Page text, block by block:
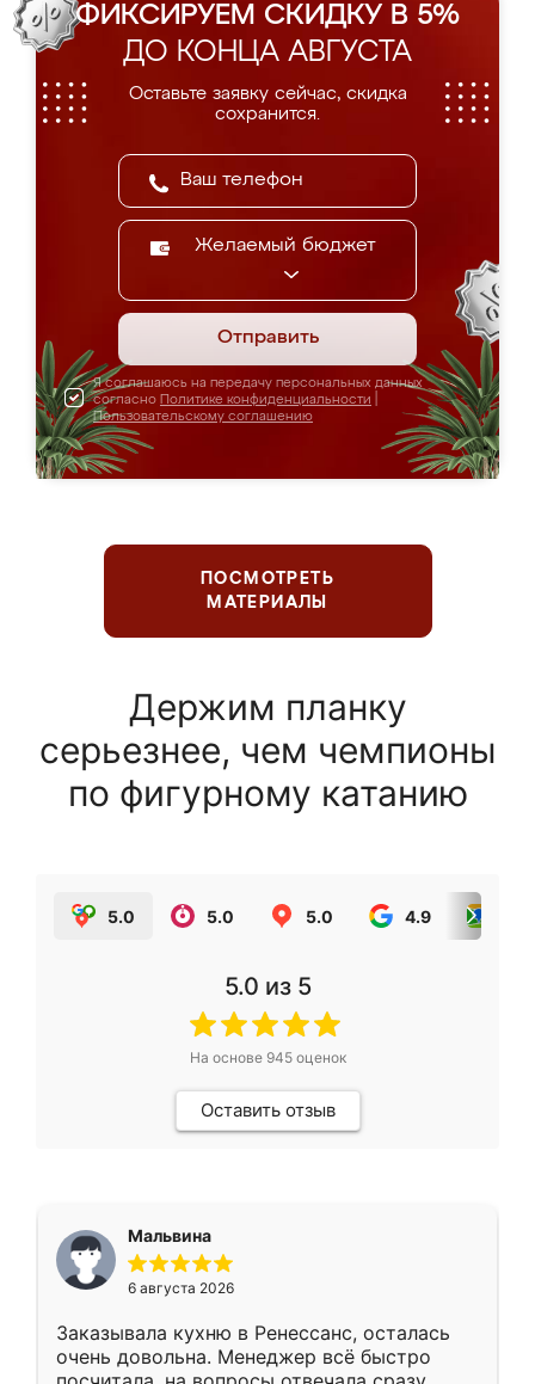
ФИКСИРУЕМ СКИДКУ В 5%
ДО КОНЦА АВГУСТА
Оставьте заявку сейчас, скидка
сохранится.
Желаемый бюджет
Отправить
Я соглашаюсь на передачу персональных данных
согласно Политике конфиденциальности
Пользовательскому соглашению
ПОСМОТРЕТЬ
МАТЕРИАЛЫ
Держим планку
серьезнее, чем чемпионы
по фигурному катанию
5.0 5.0 5.0 4.9
5.0 из 5
На основе 945оценок
Оставить отзыв
Мальвина
6 августа 2026
Заказывала кухню в Ренессанс, осталась
очень довольна. Менеджер всё быстро